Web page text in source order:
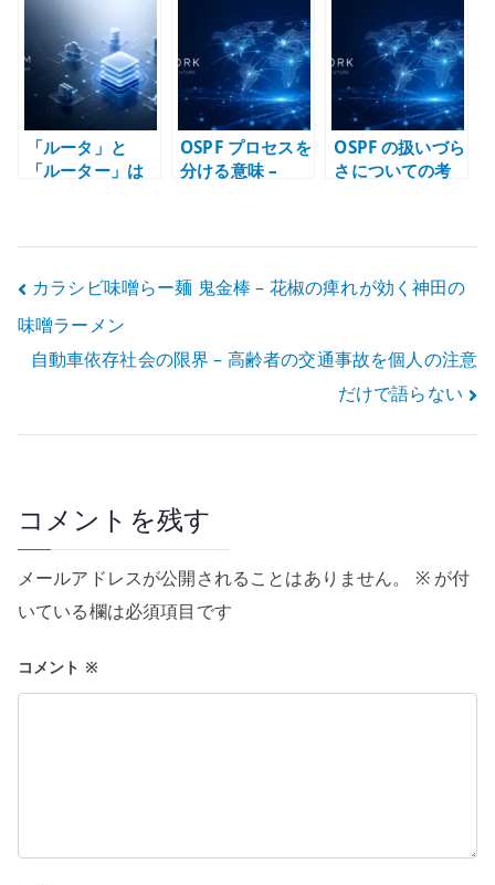
te
r
「ルータ」と
「ルーター」は
の表記統一を考
OSPF プロセスを
分ける意味 –
OSPF の扱いづら
さについての考
投
稿
ナ
ビ
ー
シ
ョ
ン
カラシビ味噌らー麺 鬼金棒 – 花椒の痺れが効く神田の
味噌ラーメン
自動車依存社会の限界 – 高齢者の交通事故を個人の注意
だけで語らない
コメントを残す
メールアドレスが公開されることはありません。 ※が付
いている欄は必須項目です
コメント ※